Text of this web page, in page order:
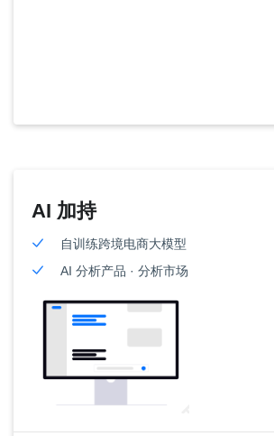
AI 加持
自训练跨境电商大模型
AI 分析产品 · 分析市场